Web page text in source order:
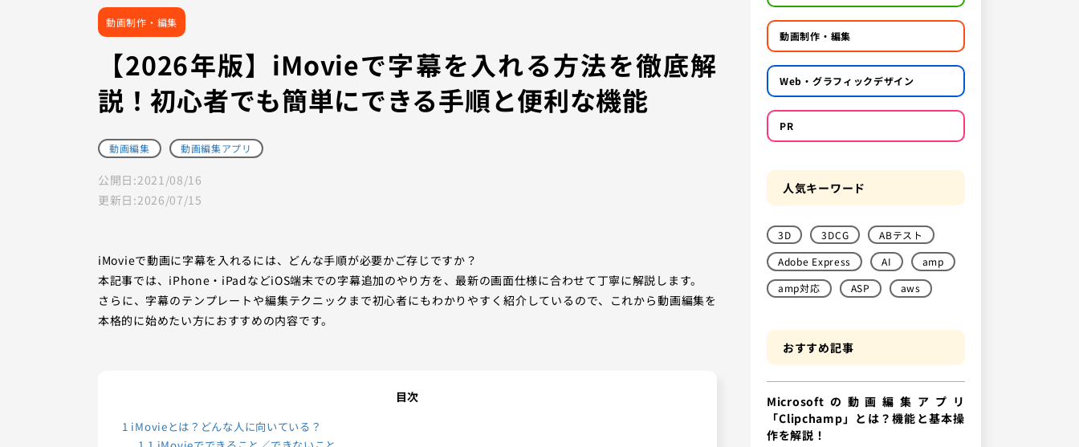
動画制作・編集
【2026年版】iMovieで字幕を入れる方法を徹底解
説！初心者でも簡単にできる手順と便利な機能
動画編集 動画編集アプリ
公開日:2021/08/16
更新日:2026/07/15
iMovieで動画に字幕を入れるには、どんな手順が必要かご存じですか？
本記事では、iPhone・iPadなどiOS端末での字幕追加のやり方を、最新の画面仕様に合わせて丁寧に解説します。
さらに、字幕のテンプレートや編集テクニックまで初心者にもわかりやすく紹介しているので、これから動画編集を
本格的に始めたい方におすすめの内容です。
目次
1 iMovieとは？どんな人に向いている？
動画制作・編集
Web・グラフィックデザイン
PR
人気キーワード
3D 3DCG
ABテスト
Adobe Express
AI
amp
amp対応
ASP aws
おすすめ記事
Microsoftの動画編集アプリ
「Clipchamp」とは？機能と基本操
作を解説！